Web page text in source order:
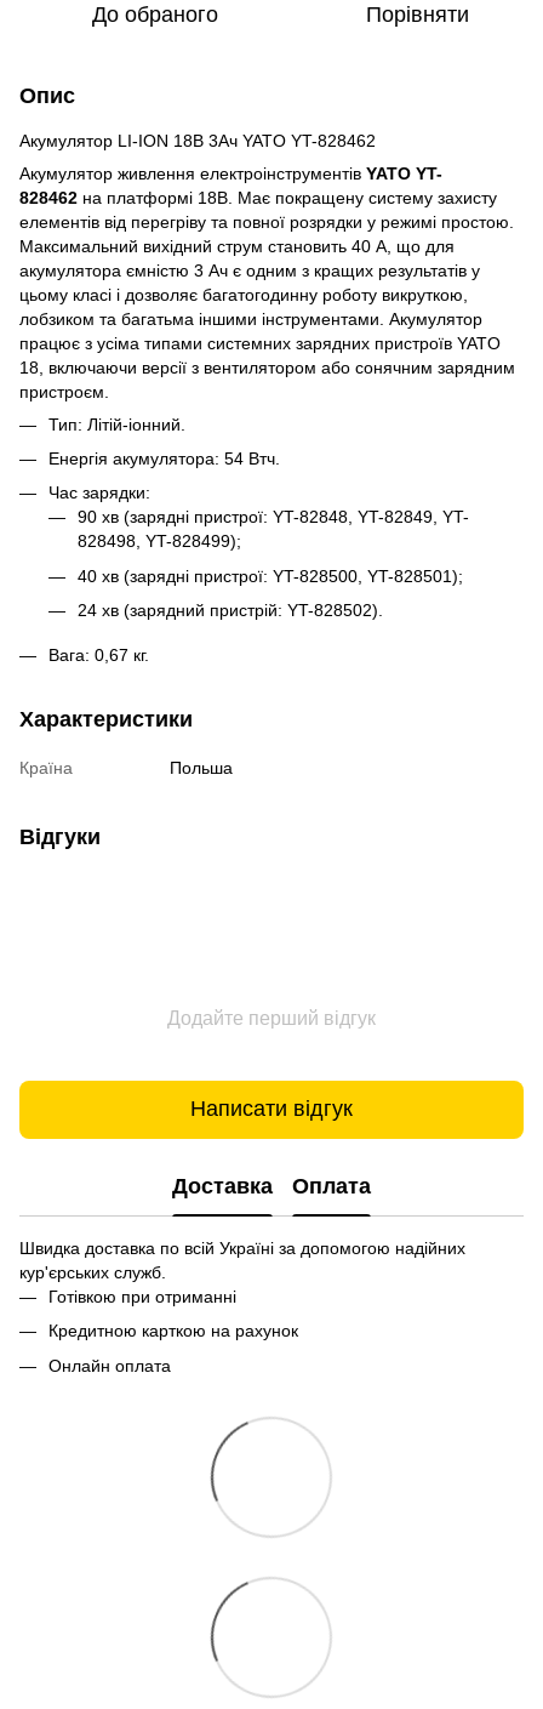
До обраного Порівняти
Опис
Акумулятор LI-ION 18В 3Aч YATO YT-828462
Акумулятор живлення електроінструментів YATO YT-
828462 на платформі 18В. Має покращену систему захисту
елементів від перегріву та повної розрядки у режимі простою.
Максимальний вихідний струм становить 40 А, що для
акумулятора ємністю 3 Ач є одним з кращих результатів у
цьому класі і дозволяє багатогодинну роботу викруткою,
лобзиком та багатьма іншими інструментами. Акумулятор
працює з усіма типами системних зарядних пристроїв YATO
18, включаючи версії з вентилятором або сонячним зарядним
пристроєм.
Тип: Літій-іонний.
Енергія акумулятора: 54 Втч.
Час зарядки:
90 хв (зарядні пристрої: YT-82848, YT-82849, YT-
828498, YT-828499);
40 хв (зарядні пристрої: YT-828500, YT-828501);
24 хв (зарядний пристрій: YT-828502).
Вага: 0,67 кг.
Характеристики
Країна Польша
Відгуки
Додайте перший відгук
Написати відгук
Доставка Оплата
Швидка доставка по всій Україні за допомогою надійних
кур'єрських служб.
Готівкою при отриманні
Кредитною карткою на рахунок
Онлайн оплата